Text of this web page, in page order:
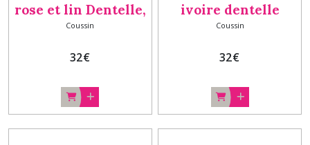
rose et lin Dentelle,
porte-alliances rose
Coussin
32€
ivoire dentelle
strass, porte
classique
Coussin
32€